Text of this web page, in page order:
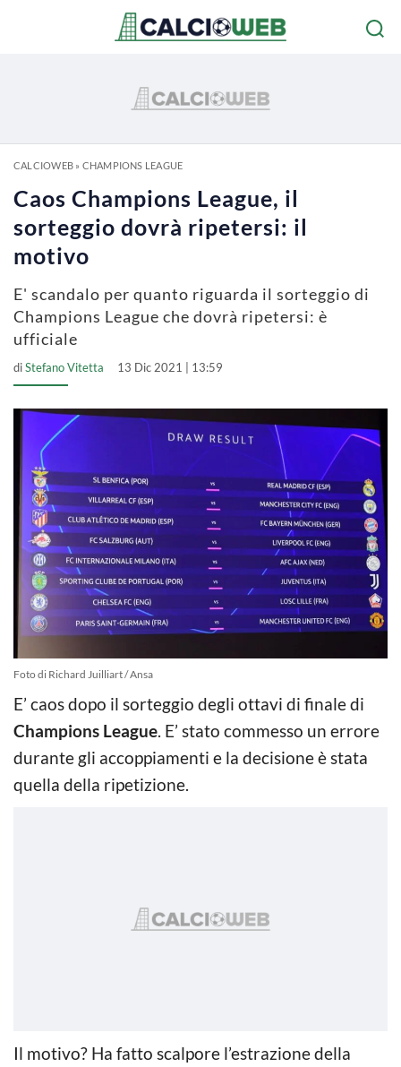
CALCIOWEB» CHAMPIONS LEAGUE
Caos Champions League, il
sorteggio dovrà ripetersi: il
motivo
E' scandalo per quanto riguarda il sorteggio di
Champions League che dovrà ripetersi: è
ufficiale
diStefano Vitetta 13 Dic 2021 | 13:59
Foto di Richard Juilliart / Ansa
E’ caos dopo il sorteggio degli ottavi di finale di
Champions League. E’ stato commesso un errore
durante gli accoppiamenti e la decisione è stata
quella della ripetizione.
Il motivo? Ha fatto scalpore l’estrazione della